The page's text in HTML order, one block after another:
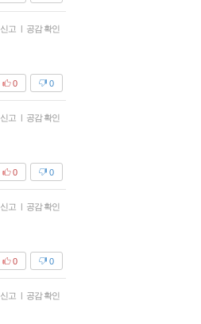
신고 | 공감 확인
0
0
신고 | 공감 확인
0
0
신고 | 공감 확인
0
0
신고 | 공감 확인